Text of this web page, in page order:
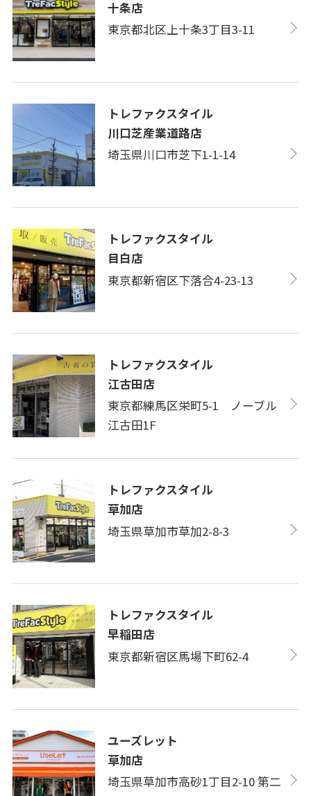
十条店
東京都北区上十条3丁目3-11
トレファクスタイル
川口芝産業道路店
埼玉県川口市芝下1-1-14
トレファクスタイル
目白店
東京都新宿区下落合4-23-13
トレファクスタイル
江古田店
東京都練馬区栄町5-1 ノーブル
江古田1F
トレファクスタイル
草加店
埼玉県草加市草加2-8-3
トレファクスタイル
早稲田店
東京都新宿区馬場下町62-4
ユーズレット
草加店
埼玉県草加市高砂1丁目2-10 第二